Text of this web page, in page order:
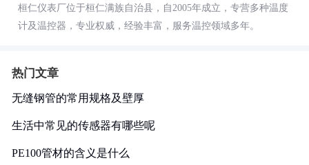
桓仁仪表厂位于桓仁满族自治县，自2005年成立，专营多种温度
计及温控器，专业权威，经验丰富，服务温控领域多年。
热门文章
无缝钢管的常用规格及壁厚
生活中常见的传感器有哪些呢
PE100管材的含义是什么